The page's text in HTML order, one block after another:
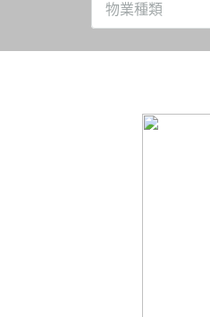
物業種類